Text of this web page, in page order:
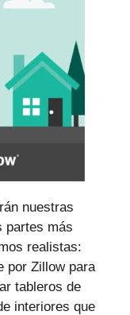
nuestras
partes más
realistas:
por Zillow para
tableros de
interiores que